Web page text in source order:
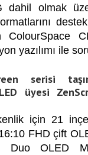
dahil olmak
yazılımı ile
serisi
üyesi
için 21
FHD çift
Duo OLED